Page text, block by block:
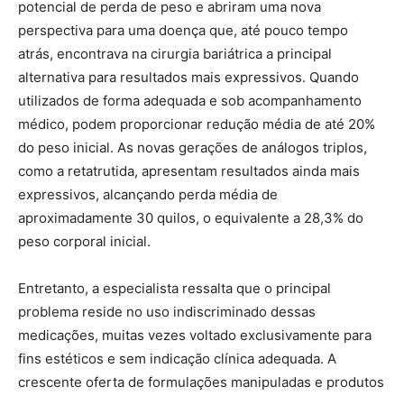
potencial de perda de peso e abriram uma nova
perspectiva para uma doença que, até pouco tempo
atrás, encontrava na cirurgia bariátrica a principal
alternativa para resultados mais expressivos. Quando
utilizados de forma adequada e sob acompanhamento
médico, podem proporcionar redução média de até 20%
do peso inicial. As novas gerações de análogos triplos,
como a retatrutida, apresentam resultados ainda mais
expressivos, alcançando perda média de
aproximadamente 30 quilos, o equivalente a 28,3% do
peso corporal inicial.
Entretanto, a especialista ressalta que o principal
problema reside no uso indiscriminado dessas
medicações, muitas vezes voltado exclusivamente para
fins estéticos e sem indicação clínica adequada. A
crescente oferta de formulações manipuladas e produtos